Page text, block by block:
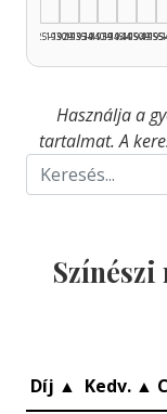
1925–1929
1930–1934
1935–1939
1940–1944
1945–1949
Használja a
tartalmat. A
Díj ▲ Kedv. ▲